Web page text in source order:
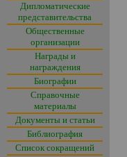
Дипломатические
представительства
Общественные
организации
Награды и
награждения
Биографии
Справочные
материалы
Документы и статьи
Библиография
Список сокращений